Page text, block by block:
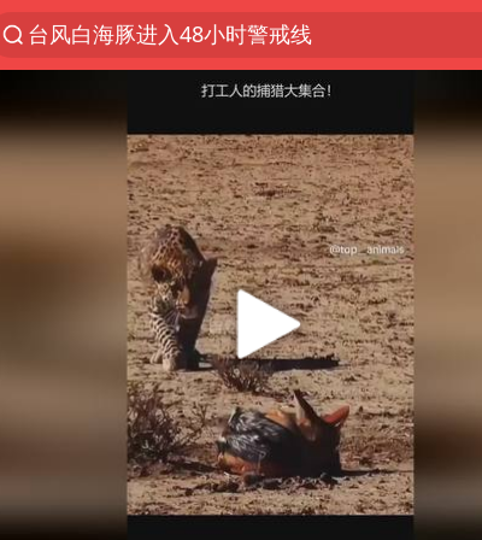
台风白海豚进入48小时警戒线
佛得角门将亮相智利俱乐部主场
中方回应是否在太平洋海底开采稀土
看守所辅警收受10万获刑1年
宇树科技发行价格150.80元/股
宇树科技王兴兴身家有望超200亿元
五粮液渠道价一箱上涨近百元
CIA被曝已秘密设立古巴工作组
贵州轮胎子公司获美国退税8136万
U17国足1分钟轰2球
法国下周开始禁止未经同意的电话营销